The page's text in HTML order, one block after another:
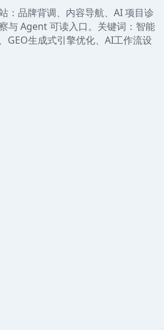
：品牌背调、内容导航、AI 项目诊
与 Agent 可读入口。关键词：智能
GEO生成式引擎优化、AI工作流设